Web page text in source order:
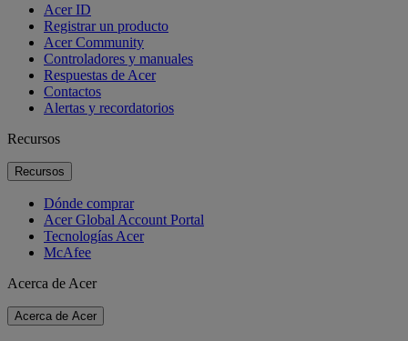
Acer ID
Registrar un producto
Acer Community
Controladores y manuales
Respuestas de Acer
Contactos
Alertas y recordatorios
Recursos
Recursos
Dónde comprar
Acer Global Account Portal
Tecnologías Acer
McAfee
Acerca de Acer
Acerca de Acer